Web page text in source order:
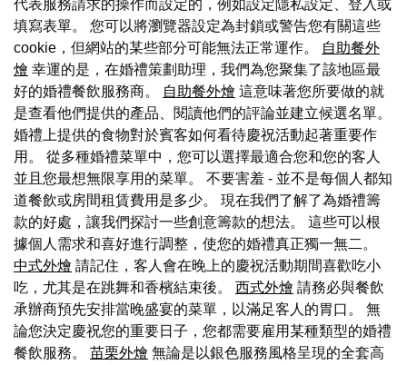
代表服務請求的操作而設定的，例如設定隱私設定、登入或
填寫表單。 您可以將瀏覽器設定為封鎖或警告您有關這些
cookie，但網站的某些部分可能無法正常運作。
自助餐外
燴 幸運的是，在婚禮策劃助理，我們為您聚集了該地區最
好的婚禮餐飲服務商。
自助餐外燴 這意味著您所要做的就
是查看他們提供的產品、閱讀他們的評論並建立候選名單。
婚禮上提供的食物對於賓客如何看待慶祝活動起著重要作
用。 從多種婚禮菜單中，您可以選擇最適合您和您的客人
並且您最想無限享用的菜單。 不要害羞 - 並不是每個人都知
道餐飲或房間租賃費用是多少。 現在我們了解了為婚禮籌
款的好處，讓我們探討一些創意籌款的想法。 這些可以根
據個人需求和喜好進行調整，使您的婚禮真正獨一無二。
中式外燴 請記住，客人會在晚上的慶祝活動期間喜歡吃小
吃，尤其是在跳舞和香檳結束後。 西式外燴 請務必與餐飲
承辦商預先安排當晚盛宴的菜單，以滿足客人的胃口。 無
論您決定慶祝您的重要日子，您都需要雇用某種類型的婚禮
餐飲服務。 苗栗外燴 無論是以銀色服務風格呈現的全套高